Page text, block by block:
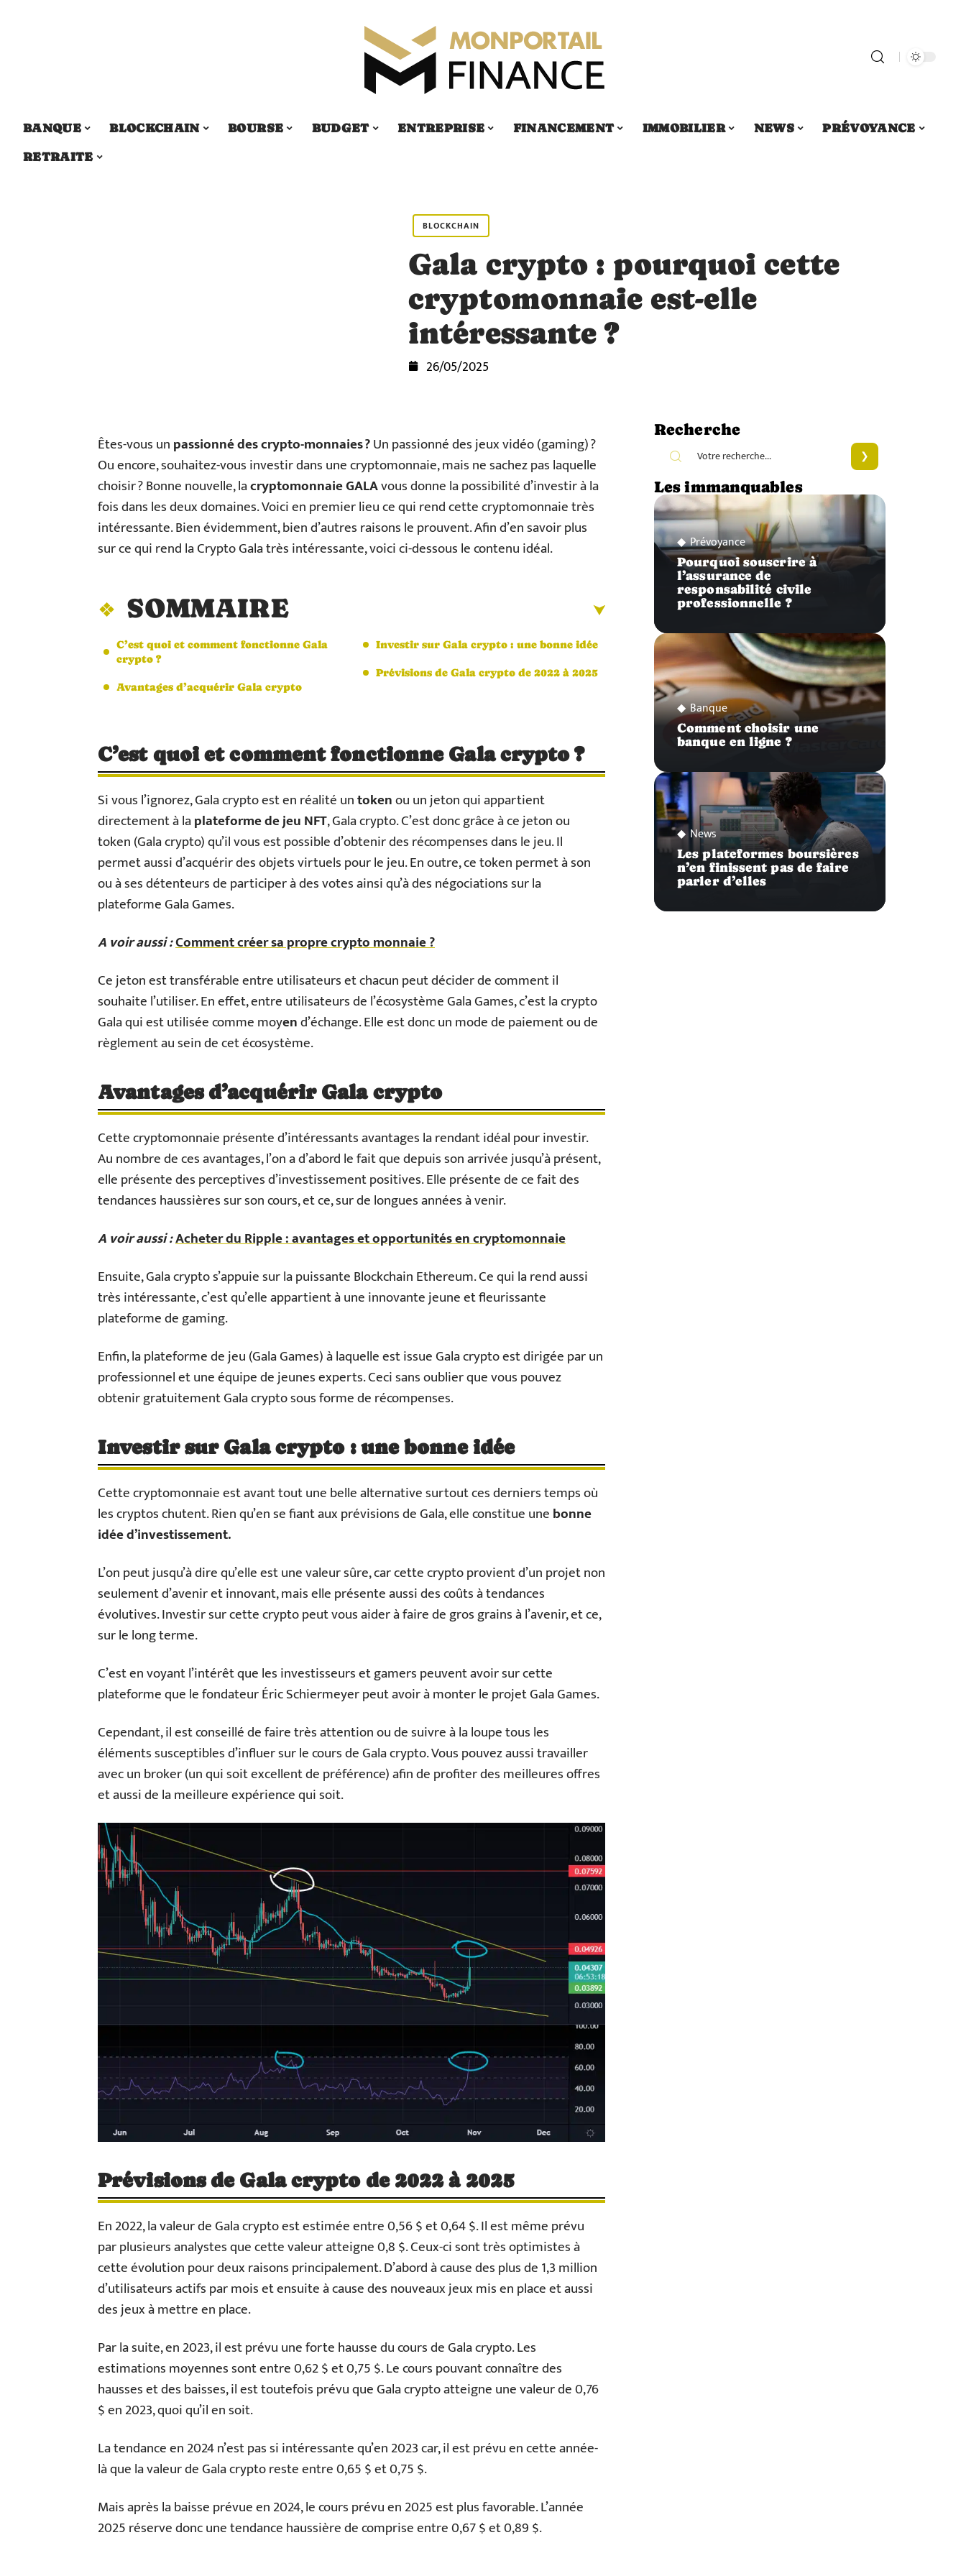
BANQUE BLOCKCHAIN BOURSE BUDGET ENTREPRISE FINANCEMENT IMMOBILIER NEWS
PRÉVOYANCE
RETRAITE
BLOCKCHAIN
Gala crypto : pourquoi cette
cryptomonnaie est-elle
intéressante ?
26/05/2025
Êtes-vous unpassionné des crypto-monnaies ?Un passionné des jeux vidéo (gaming) ?
Ou encore, souhaitez-vous investir dans une cryptomonnaie, mais ne sachez pas laquelle
choisir ? Bonne nouvelle, lacryptomonnaie GALAvous donne la possibilité d’investir à la
fois dans les deux domaines. Voici en premier lieu ce qui rend cette cryptomonnaie très
intéressante. Bien évidemment, bien d’autres raisons le prouvent. Afin d’en savoir plus
sur ce qui rend la Crypto Gala très intéressante, voici ci-dessous le contenu idéal.
SOMMAIRE
C’est quoi et comment fonctionne Gala
crypto ?
Avantages d’acquérir Gala crypto
Investir sur Gala crypto : une bonne idée
Prévisions de Gala crypto de 2022 à 2025
C’est quoi et comment fonctionne Gala crypto ?
Si vous l’ignorez, Gala crypto est en réalité untokenou un jeton qui appartient
directement à laplateforme de jeu NFT, Gala crypto. C’est donc grâce à ce jeton ou
token (Gala crypto) qu’il vous est possible d’obtenir des récompenses dans le jeu. Il
permet aussi d’acquérir des objets virtuels pour le jeu. En outre, ce token permet à son
ou à ses détenteurs de participer à des votes ainsi qu’à des négociations sur la
plateforme Gala Games.
A voir aussi :Comment créer sa propre crypto monnaie ?
Ce jeton est transférable entre utilisateurs et chacun peut décider de comment il
souhaite l’utiliser. En effet, entre utilisateurs de l’écosystème Gala Games, c’est la crypto
Gala qui est utilisée comme moyend’échange. Elle est donc un mode de paiement ou de
règlement au sein de cet écosystème.
Avantages d’acquérir Gala crypto
Cette cryptomonnaie présente d’intéressants avantages la rendant idéal pour investir.
Au nombre de ces avantages, l’on a d’abord le fait que depuis son arrivée jusqu’à présent,
elle présente des perceptives d’investissement positives. Elle présente de ce fait des
tendances haussières sur son cours, et ce, sur de longues années à venir.
A voir aussi :Acheter du Ripple : avantages et opportunités en cryptomonnaie
Ensuite, Gala crypto s’appuie sur la puissante Blockchain Ethereum. Ce qui la rend aussi
très intéressante, c’est qu’elle appartient à une innovante jeune et fleurissante
plateforme de gaming.
Enfin, la plateforme de jeu (Gala Games) à laquelle est issue Gala crypto est dirigée par un
professionnel et une équipe de jeunes experts. Ceci sans oublier que vous pouvez
obtenir gratuitement Gala crypto sous forme de récompenses.
Investir sur Gala crypto : une bonne idée
Cette cryptomonnaie est avant tout une belle alternative surtout ces derniers temps où
les cryptos chutent. Rien qu’en se fiant aux prévisions de Gala, elle constitue unebonne
idée d’investissement.
L’on peut jusqu’à dire qu’elle est une valeur sûre, car cette crypto provient d’un projet non
seulement d’avenir et innovant, mais elle présente aussi des coûts à tendances
évolutives. Investir sur cette crypto peut vous aider à faire de gros grains à l’avenir, et ce,
sur le long terme.
C’est en voyant l’intérêt que les investisseurs et gamers peuvent avoir sur cette
plateforme que le fondateur Éric Schiermeyer peut avoir à monter le projet Gala Games.
Cependant, il est conseillé de faire très attention ou de suivre à la loupe tous les
éléments susceptibles d’influer sur le cours de Gala crypto. Vous pouvez aussi travailler
avec un broker (un qui soit excellent de préférence) afin de profiter des meilleures offres
et aussi de la meilleure expérience qui soit.
Prévisions de Gala crypto de 2022 à 2025
En 2022, la valeur de Gala crypto est estimée entre 0,56 $ et 0,64 $. Il est même prévu
par plusieurs analystes que cette valeur atteigne 0,8 $. Ceux-ci sont très optimistes à
cette évolution pour deux raisons principalement. D’abord à cause des plus de 1,3 million
d’utilisateurs actifs par mois et ensuite à cause des nouveaux jeux mis en place et aussi
des jeux à mettre en place.
Par la suite, en 2023, il est prévu une forte hausse du cours de Gala crypto. Les
estimations moyennes sont entre 0,62 $ et 0,75 $. Le cours pouvant connaître des
hausses et des baisses, il est toutefois prévu que Gala crypto atteigne une valeur de 0,76
$ en 2023, quoi qu’il en soit.
La tendance en 2024 n’est pas si intéressante qu’en 2023 car, il est prévu en cette année-
là que la valeur de Gala crypto reste entre 0,65 $ et 0,75 $.
Mais après la baisse prévue en 2024, le cours prévu en 2025 est plus favorable. L’année
2025 réserve donc une tendance haussière de comprise entre 0,67 $ et 0,89 $.
Recherche
Les immanquables
Prévoyance
Pourquoi souscrire à
l’assurance de
responsabilité civile
professionnelle ?
Banque
Comment choisir une
banque en ligne ?
News
Les plateformes boursières
n’en finissent pas de faire
parler d’elles